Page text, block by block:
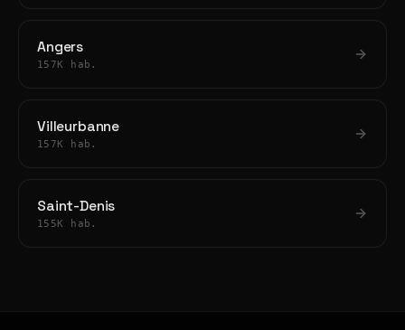
Angers
157K hab.
Villeurbanne
157K hab.
Saint-Denis
155K hab.